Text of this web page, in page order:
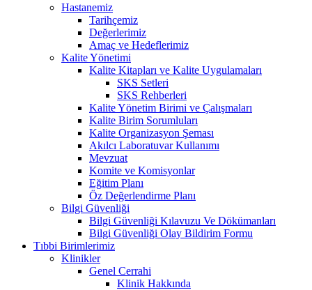
Hastanemiz
Tarihçemiz
Değerlerimiz
Amaç ve Hedeflerimiz
Kalite Yönetimi
Kalite Kitapları ve Kalite Uygulamaları
SKS Setleri
SKS Rehberleri
Kalite Yönetim Birimi ve Çalışmaları
Kalite Birim Sorumluları
Kalite Organizasyon Şeması
Akılcı Laboratuvar Kullanımı
Mevzuat
Komite ve Komisyonlar
Eğitim Planı
Öz Değerlendirme Planı
Bilgi Güvenliği
Bilgi Güvenliği Kılavuzu Ve Dökümanları
Bilgi Güvenliği Olay Bildirim Formu
Tıbbi Birimlerimiz
Klinikler
Genel Cerrahi
Klinik Hakkında